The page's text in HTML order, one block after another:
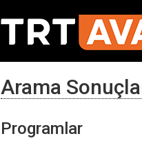
Arama
Programlar